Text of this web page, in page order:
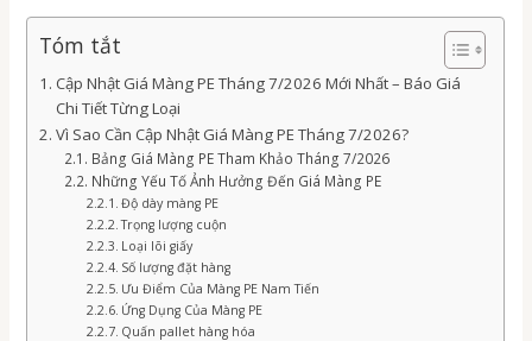
Tóm tắt
Cập Nhật Giá Màng PE Tháng 7/2026 Mới Nhất – Báo Giá
Chi Tiết Từng Loại
Vì Sao Cần Cập Nhật Giá Màng PE Tháng 7/2026?
Bảng Giá Màng PE Tham Khảo Tháng 7/2026
Những Yếu Tố Ảnh Hưởng Đến Giá Màng PE
Độ dày màng PE
Trọng lượng cuộn
Loại lõi giấy
Số lượng đặt hàng
Ưu Điểm Của Màng PE Nam Tiến
Ứng Dụng Của Màng PE
Quấn pallet hàng hóa